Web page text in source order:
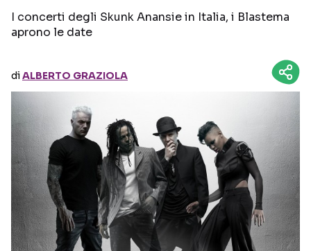
Seguici sui social
I concerti degli Skunk Anansie in Italia, i Blastema
aprono le date
diALBERTO GRAZIOLA